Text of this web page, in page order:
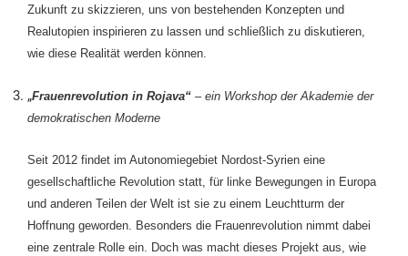
Zukunft zu skizzieren, uns von bestehenden Konzepten und
Realutopien inspirieren zu lassen und schließlich zu diskutieren,
wie diese Realität werden können.
„Frauenrevolution in Rojava“ – ein Workshop der Akademie der
demokratischen Moderne
Seit 2012 findet im Autonomiegebiet Nordost-Syrien eine
gesellschaftliche Revolution statt, für linke Bewegungen in Europa
und anderen Teilen der Welt ist sie zu einem Leuchtturm der
Hoffnung geworden. Besonders die Frauenrevolution nimmt dabei
eine zentrale Rolle ein. Doch was macht dieses Projekt aus, wie